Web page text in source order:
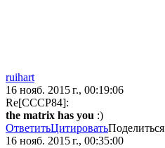
ruihart
16 нояб. 2015 г., 00:19:06
Re[CCCP84]:
the matrix has you :)
ОтветитьЦитироватьПоделиться
16 нояб. 2015 г., 00:35:00